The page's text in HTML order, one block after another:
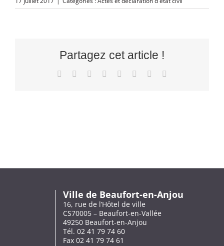
Partagez cet article !
Facebook Reddit LinkedIn
TumblrPinterest
Ville de Beaufort-en-Anjou
16, rue de l’Hôtel de ville
CS70005 – Beaufort-en-Vallée
49250 Beaufort-en-Anjou
Tél. 02 41 79 74 60
Fax 02 41 79 74 61